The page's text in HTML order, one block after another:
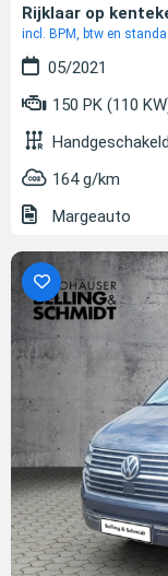
Rijklaar op
incl. BPM, btw en
05/2021
150 PK (110
Handgeschakeld
164 g/km
Margeauto